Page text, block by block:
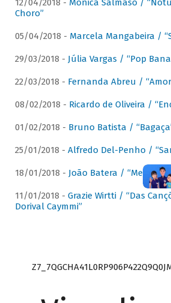
12/04/2018 - Mônica Salmaso /
Choro”
05/04/2018 - Marcela Mangabeira /
29/03/2018 - Júlia Vargas / “Pop
22/03/2018 - Fernanda Abreu /
08/02/2018 - Ricardo de Oliveira /
01/02/2018 - Bruno Batista /
25/01/2018 - Alfredo Del-Penho /
18/01/2018 - João Batera / “Meu
11/01/2018 - Grazie Wirtti / “Das
Dorival Caymmi”